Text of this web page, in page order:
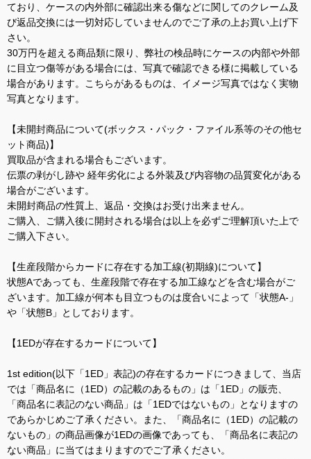
ており、ケースの内外部に確認出来る傷などに関してのクレーム及
び返品交換には一切対応していませんのでご了承の上お買い上げ下
さい。
30万円を超える商品類に限り、弊社の検品時にケースの内部や外部
に目立つ傷等がある場合には、写真で確認できる様に掲載している
場合があります。こちらがあるものは、イメージ写真ではなく実物
写真となります。
【未開封商品について(ボックス・パック・ファイル系等のその他セ
ット商品)】
買取品が含まれる場合もございます。
伝票の剥がし跡や 経年劣化による外装及び内容物の品質変化がある
場合がございます。
未開封商品の性質上、返品・交換はお受け出来ません。
ご購入、ご購入後に開封される場合は以上を必ずご理解頂いた上で
ご購入下さい。
【生産段階からカードに存在する加工線(初期線)について】
状態Aであっても、生産段階で存在する加工線などを含む場合がご
ざいます。加工線が何本も目立つものは度合いによって「状態A-」
や「状態B」としております。
【1EDが存在するカードについて】
1st edition(以下「1ED」表記)の存在するカードにつきまして、当店
では「商品名に（1ED）の記載のあるもの」は「1ED」の販売、
「商品名に表記のない商品」は「1EDではないもの」となりますの
であらかじめご了承ください。また、「商品名に（1ED）の記載の
ないもの」の商品画像が1EDの画像であっても、「商品名に表記の
ない商品」に当てはまりますのでご了承ください。